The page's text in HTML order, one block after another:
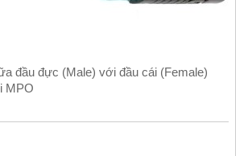
đầu đực (Male) với đầu cái (Female)
MPO